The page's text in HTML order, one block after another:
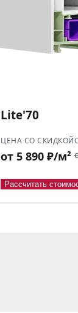
Lite'70
ЦЕНА СО СКИДКОЙ
от 5 890 ₽/м²
Рассчитать